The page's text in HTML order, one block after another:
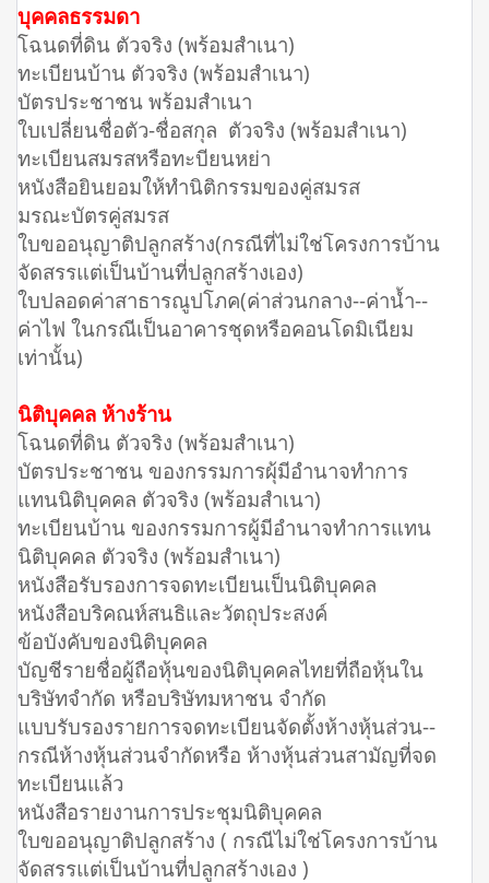
บุคคลธรรมดา
โฉนดที่ดิน ตัวจริง (พร้อมสำเนา)
ทะเบียนบ้าน ตัวจริง (พร้อมสำเนา)
บัตรประชาชน พร้อมสำเนา
ใบเปลี่ยนชื่อตัว-ชื่อสกุล ตัวจริง (พร้อมสำเนา)
ทะเบียนสมรสหรือทะบียนหย่า
หนังสือยินยอมให้ทำนิติกรรมของคู่สมรส
มรณะบัตรคู่สมรส
ใบขออนุญาติปลูกสร้าง(กรณีที่ไม่ใช่โครงการบ้าน
จัดสรรแต่เป็นบ้านที่ปลูกสร้างเอง)
ใบปลอดค่าสาธารณูปโภค(ค่าส่วนกลาง--ค่าน้ำ--
ค่าไฟ ในกรณีเป็นอาคารชุดหรือคอนโดมิเนียม
เท่านั้น)
นิติบุคคล ห้างร้าน
โฉนดที่ดิน ตัวจริง (พร้อมสำเนา)
บัตรประชาชน ของกรรมการผุ้มีอำนาจทำการ
แทนนิติบุคคล ตัวจริง (พร้อมสำเนา)
ทะเบียนบ้าน ของกรรมการผู้มีอำนาจทำการแทน
นิติบุคคล ตัวจริง (พร้อมสำเนา)
หนังสือรับรองการจดทะเบียนเป็นนิติบุคคล
หนังสือบริคณห์สนธิและวัตถุประสงค์
ข้อบังคับของนิติบุคคล
บัญชีรายชื่อผู้ถือหุ้นของนิติบุคคลไทยที่ถือหุ้นใน
บริษัทจำกัด หรือบริษัทมหาชน จำกัด
แบบรับรองรายการจดทะเบียนจัดตั้งห้างหุ้นส่วน--
กรณีห้างหุ้นส่วนจำกัดหรือ ห้างหุ้นส่วนสามัญที่จด
ทะเบียนแล้ว
หนังสือรายงานการประชุมนิติบุคคล
ใบขออนุญาติปลูกสร้าง ( กรณีไม่ใช่โครงการบ้าน
จัดสรรแต่เป็นบ้านที่ปลูกสร้างเอง )